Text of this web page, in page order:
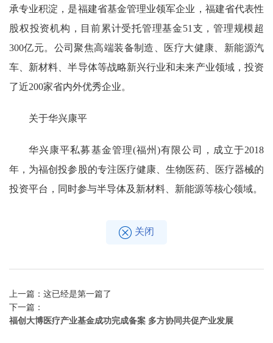
承专业积淀，是福建省基金管理业领军企业，福建省代表性
股权投资机构，目前累计受托管理基金51支，管理规模超
300亿元。公司聚焦高端装备制造、医疗大健康、新能源汽
车、新材料、半导体等战略新兴行业和未来产业领域，投资
了近200家省内外优秀企业。
关于华兴康平
华兴康平私募基金管理(福州)有限公司，成立于2018
年，为福创投参股的专注医疗健康、生物医药、医疗器械的
投资平台，同时参与半导体及新材料、新能源等核心领域。
关闭
上一篇：这已经是第一篇了
下一篇：
福创大博医疗产业基金成功完成备案 多方协同共促产业发展